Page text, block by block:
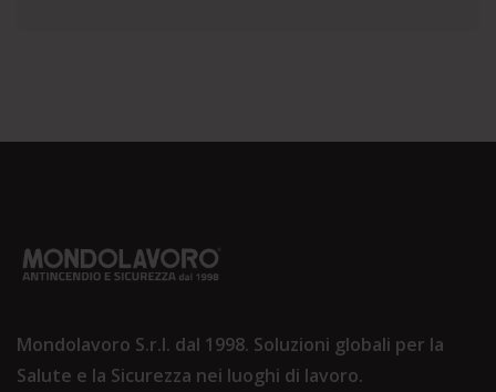
Mondolavoro S.r.l. dal 1998. Soluzioni globali per la
Salute e la Sicurezza nei luoghi di lavoro.